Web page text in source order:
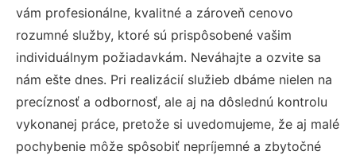
vám profesionálne, kvalitné a zároveň cenovo
rozumné služby, ktoré sú prispôsobené vašim
individuálnym požiadavkám. Neváhajte a ozvite sa
nám ešte dnes. Pri realizácií služieb dbáme nielen na
precíznosť a odbornosť, ale aj na dôslednú kontrolu
vykonanej práce, pretože si uvedomujeme, že aj malé
pochybenie môže spôsobiť nepríjemné a zbytočné